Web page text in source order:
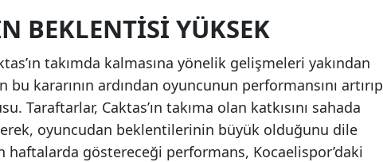
Konya
Kütahya
Malatya
Manisa
BEKLENTISI YÜKSEK
takımda kalmasına yönelik gelişmeleri yakından
kararının ardından oyuncunun performansını artırıp
Taraftarlar, Caktas’ın takıma olan katkısını sahada
oyuncudan beklentilerinin büyük olduğunu dile
haftalarda göstereceği performans, Kocaelispor’daki